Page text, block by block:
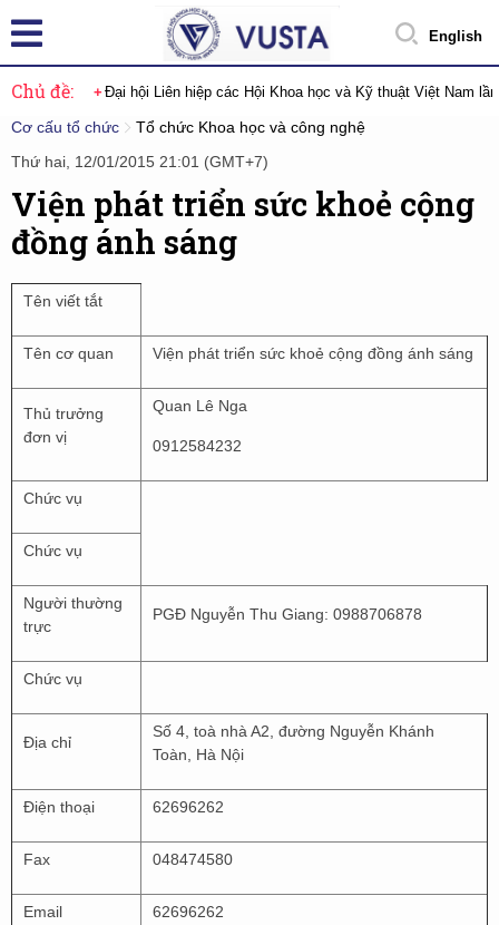
English
Chủ đề: Đại hội Liên hiệp các Hội Khoa học và Kỹ thuật Việt Nam
Cơ cấu tổ chức
Tổ chức Khoa học và công nghệ
Thứ hai, 12/01/2015 21:01 (GMT+7)
Viện phát triển sức khoẻ cộng
đồng ánh sáng
Tên viết tắt
Tên cơ quan Viện phát triển sức khoẻ cộng đồng ánh sáng
Thủ trưởng
đơn vị
Quan Lê Nga
0912584232
Chức vụ
Chức vụ
Người thường
trực
PGĐ Nguyễn Thu Giang: 0988706878
Chức vụ
Địa chỉ
Số 4, toà nhà A2, đường Nguyễn Khánh
Toàn, Hà Nội
Điện thoại 62696262
Fax 048474580
Email 62696262